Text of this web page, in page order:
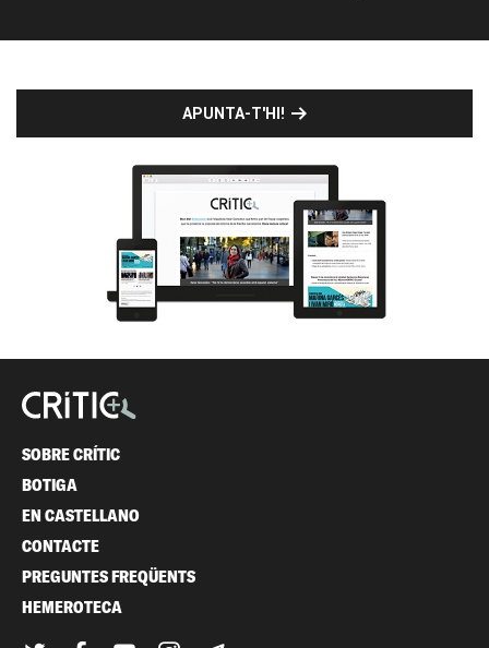
APUNTA-T'HI!
SOBRE CRÍTIC
BOTIGA
EN CASTELLANO
CONTACTE
PREGUNTES FREQÜENTS
HEMEROTECA